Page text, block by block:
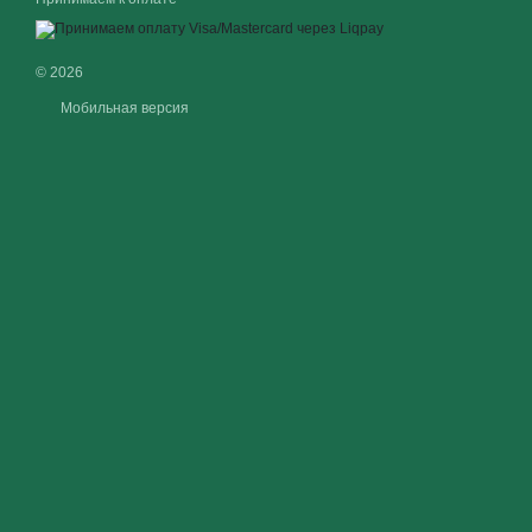
© 2026
Мобильная версия